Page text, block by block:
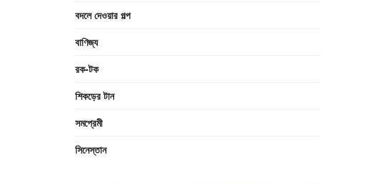
বদলে দেওয়ার গল্প
বাণিজ্য
রক-টক
শিকড়ের টান
সমপ্রেমী
সিনেস্তান